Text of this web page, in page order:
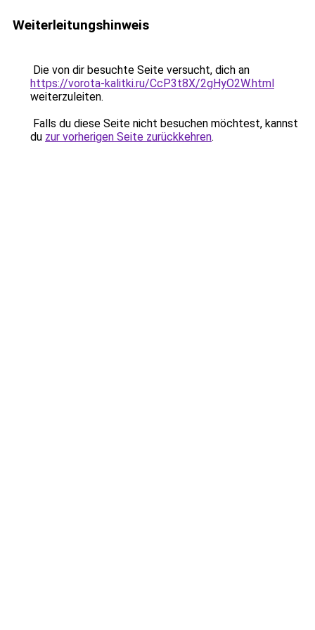
Weiterleitungshinweis
Die von dir besuchte Seite versucht, dich an
https://vorota-kalitki.ru/CcP3t8X/2gHyO2W.html
weiterzuleiten.
Falls du diese Seite nicht besuchen möchtest, kannst
du zur vorherigen Seite zurückkehren.